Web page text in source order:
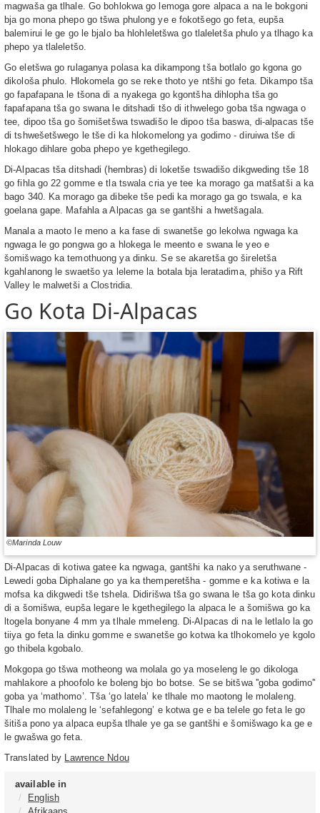
magwaša ga tlhale. Go bohlokwa go lemoga gore alpaca a na le bokgoni
bja go mona phepo go tšwa phulong ye e fokotšego go feta, eupša
balemirui le ge go le bjalo ba hlohleletšwa go tlaleletša phulo ya tlhago ka
phepo ya tlaleletšo.
Go eletšwa go rulaganya polasa ka dikampong tša botlalo go kgona go
dikološa phulo. Hlokomela go se reke thoto ye ntšhi go feta. Dikampo tša
go fapafapana le tšona di a nyakega go kgontšha dihlopha tša go
fapafapana tša go swana le ditshadi tšo di ithwelego goba tša ngwaga o
tee, dipoo tša go šomišetšwa tswadišo le dipoo tša baswa, di-alpacas tše
di tshwešetšwego le tše di ka hlokomelong ya godimo - diruiwa tše di
hlokago dihlare goba phepo ye kgethegilego.
Di-Alpacas tša ditshadi (hembras) di loketše tswadišo dikgweding tše 18
go fihla go 22 gomme e tla tswala cria ye tee ka morago ga matšatši a ka
bago 340. Ka morago ga dibeke tše pedi ka morago ga go tswala, e ka
goelana gape. Mafahla a Alpacas ga se gantšhi a hwetšagala.
Manala a maoto le meno a ka fase di swanetše go lekolwa ngwaga ka
ngwaga le go pongwa go a hlokega le meento e swana le yeo e
šomišwago ka temothuong ya dinku. Se se akaretša go šireletša
kgahlanong le swaetšo ya leleme la botala bja leratadima, phišo ya Rift
Valley le malwetši a Clostridia.
Go Kota Di-Alpacas
©Marinda Louw
Di-Alpacas di kotiwa gatee ka ngwaga, gantšhi ka nako ya seruthwane -
Lewedi goba Diphalane go ya ka themperetšha - gomme e ka kotiwa e la
mofsa ka dikgwedi tše tshela. Didirišwa tša go swana le tša go kota dinku
di a šomišwa, eupša legare le kgethegilego la alpaca le a šomišwa go ka
ltogela bonyane 4 mm ya tlhale mmeleng. Di-Alpacas di na le letlalo la go
tiiya go feta la dinku gomme e swanetše go kotwa ka tlhokomelo ye kgolo
go thibela kgobalo.
Mokgopa go tšwa motheong wa molala go ya moseleng le go dikologa
mahlakore a phoofolo ke boleng bjo bo botse. Se se bitšwa ''goba godimo''
goba ya ‘mathomo’. Tša ‘go latela’ ke tlhale mo maotong le molaleng.
Tlhale mo molaleng le ‘sefahlegong’ e kotwa ge e ba telele go feta le go
šitiša pono ya alpaca eupša tlhale ye ga se gantšhi e šomišwago ka ge e
le gwašwa go feta.
Translated by
Lawrence Ndou
available in
English